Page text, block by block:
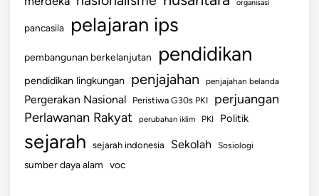
n
t
a
h
organisasi
pancasila pelajaran ips
pembangunan berkelanjutan pendidikan
pendidikan lingkungan penjajahan penjajahan belanda
Pergerakan Nasional Peristiwa G30s PKI perjuangan
Perlawanan Rakyat perubahan iklim PKI Politik
sejarah sejarah indonesia Sekolah Sosiologi
sumber daya alam voc